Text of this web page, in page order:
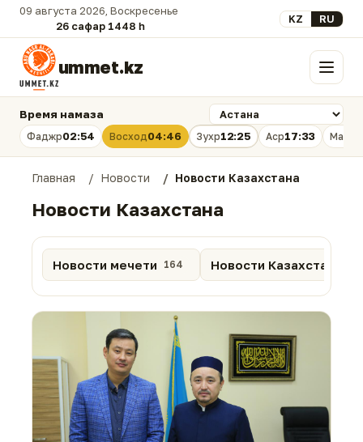
09 августа 2026, Воскресенье
26 сафар 1448 һ.
Выберите язык
KZ RU
ummet.kz Меню
Время намаза
Фаджр02:54 Восход04:46 Зухр12:25 Аср17:33
Главная Новости Новости Казахстана
Новости Казахстана
Новости мечети 164 Новости Казахстана